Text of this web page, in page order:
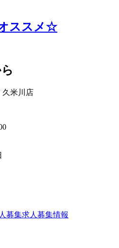
ススメ☆
久米川店
求人募集情報